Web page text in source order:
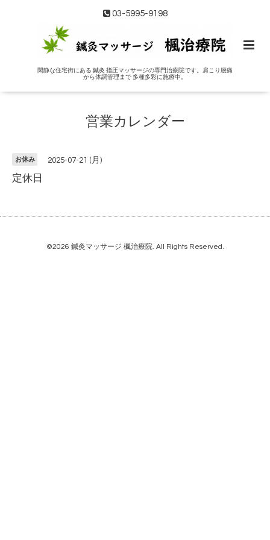
03-5995-9198
閑静な住宅街にある 鍼灸 指圧マッサージの専門治療院です。肩こり腰痛
から体調管理まで 多種多彩に施療中。
営業カレンダー
お休み 2025-07-21 (月)
定休日
©2026 鍼灸マッサージ 楓治療院. All Rights Reserved.